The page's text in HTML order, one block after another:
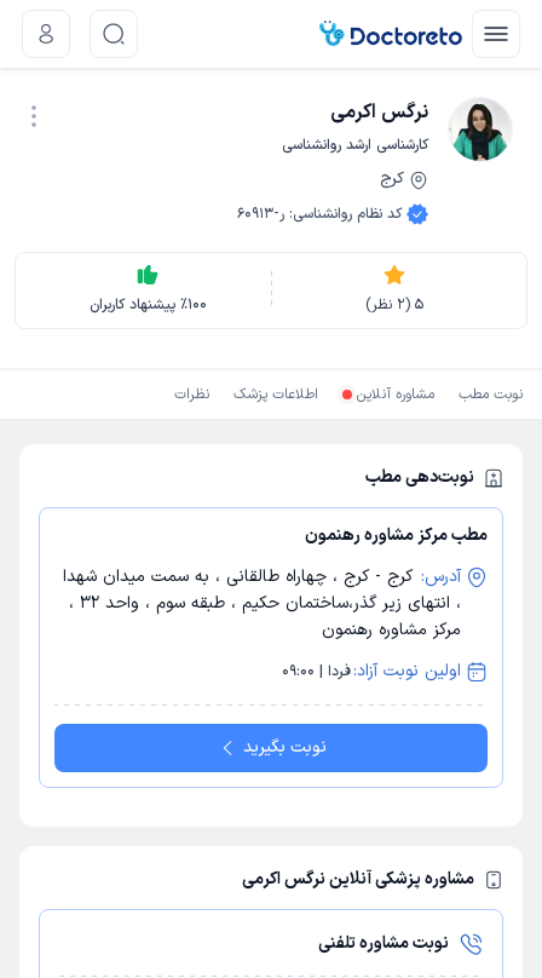
نرگس اکرمی
کارشناسی ارشد روانشناسی
کرج
کد نظام روانشناسی: ر-60913
5
(
2 نظر) ٪100 پیشنهاد کاربران
نوبت مطب مشاوره آنلاین اطلاعات پزشک نظرات
نوبت‌دهی مطب
مطب مرکز مشاوره رهنمون
آدرس: کرج - کرج ، چهاراه طالقانی ، به سمت میدان شهدا
، انتهای زیر گذر،ساختمان حکیم ، طبقه سوم ، واحد 32 ،
مرکز مشاوره رهنمون
اولین نوبت آزاد:فردا | 09:00
نوبت بگیرید
مشاوره پزشکی آنلاین نرگس اکرمی
نوبت مشاوره تلفنی